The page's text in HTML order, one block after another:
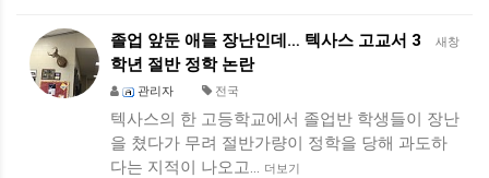
새창
졸업 앞둔 애들 장난인데… 텍사스 고교서 3
학년 절반 정학 논란
관리자 전국
텍사스의 한 고등학교에서 졸업반 학생들이 장난
을 쳤다가 무려 절반가량이 정학을 당해 과도하
다는 지적이 나오고… 더보기